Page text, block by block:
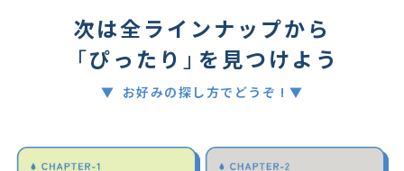
次は全ラインナップから
「ぴったり 」 を見つけよう
▼ お好みの探し方でどうぞ ! ▼